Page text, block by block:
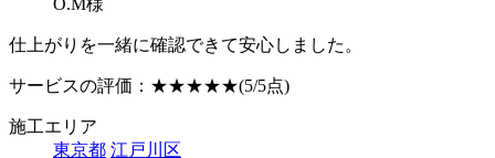
仕上がりを一緒に確認できて安心しました。
サービスの評価： ★★★★★(5/5点)
施工エリア
東京都 江戸川区